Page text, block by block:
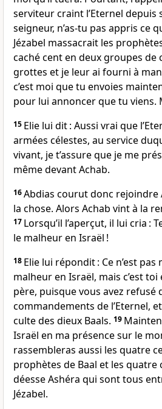
serviteur craint l’Eternel depuis
seigneur, n’as-tu pas appris ce
Jézabel massacrait les prophètes
caché cent en deux groupes de
grottes et je leur ai fourni à
c’est moi que tu envoies
pour lui annoncer que tu viens.
15 Elie lui dit : Aussi vrai que
armées célestes, au service
vivant, je t’assure que je me
même devant Achab.
16Abdias courut donc rejoindre
la chose. Alors Achab vint à la
17 Lorsqu’il l’aperçut, il lui cria :
le malheur en Israël !
18 Elie lui répondit : Ce n’est
malheur en Israël, mais c’est
père, puisque vous avez refusé
commandements de l’Eternel,
culte des dieux Baals. 19
Israël en ma présence sur le
rassembleras aussi les quatre
prophètes de Baal et les quatre
déesse Ashéra qui sont tous
Jézabel.